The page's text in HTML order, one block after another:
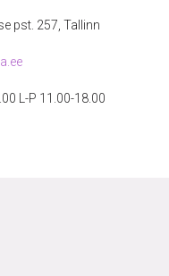
pst. 257 Tallinn
L-P 11.00-18.00